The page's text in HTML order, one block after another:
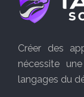
Créer des
nécessite
langages du